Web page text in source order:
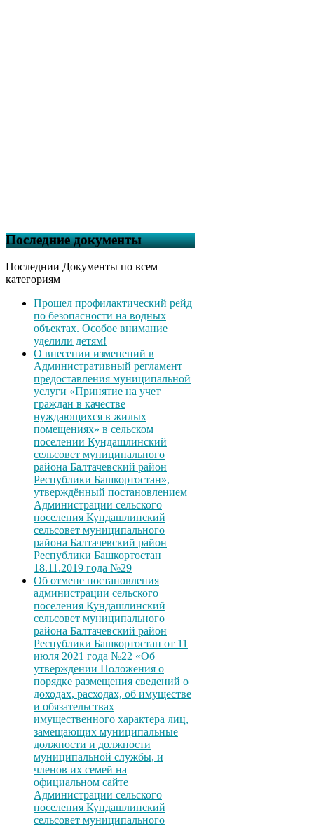
Последние документы
Последнии Документы по всем
категориям
Прошел профилактический рейд
по безопасности на водных
объектах. Особое внимание
уделили детям!
О внесении изменений в
Административный регламент
предоставления муниципальной
услуги «Принятие на учет
граждан в качестве
нуждающихся в жилых
помещениях» в сельском
поселении Кундашлинский
сельсовет муниципального
района Балтачевский район
Республики Башкортостан»,
утверждённый постановлением
Администрации сельского
поселения Кундашлинский
сельсовет муниципального
района Балтачевский район
Республики Башкортостан
18.11.2019 года №29
Об отмене постановления
администрации сельского
поселения Кундашлинский
сельсовет муниципального
района Балтачевский район
Республики Башкортостан от 11
июля 2021 года №22 «Об
утверждении Положения о
порядке размещения сведений о
доходах, расходах, об имуществе
и обязательствах
имущественного характера лиц,
замещающих муниципальные
должности и должности
муниципальной службы, и
членов их семей на
официальном сайте
Администрации сельского
поселения Кундашлинский
сельсовет муниципального